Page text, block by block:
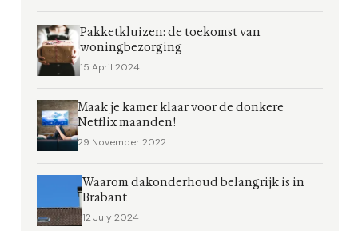
Pakketkluizen: de toekomst van
woningbezorging
15 April 2024
Maak je kamer klaar voor de donkere
Netflix maanden!
29 November 2022
Waarom dakonderhoud belangrijk is in
Brabant
12 July 2024